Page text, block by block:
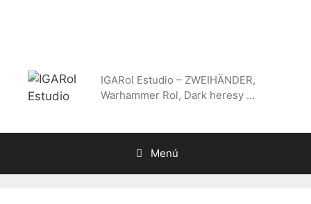
IGARol Estudio – ZWEIHÄNDER,
Warhammer Rol, Dark heresy …
Menú